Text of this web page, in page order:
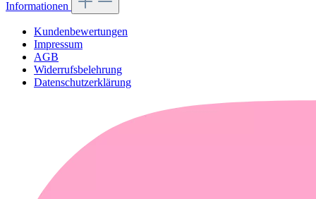
Informationen
Kundenbewertungen
Impressum
AGB
Widerrufsbelehrung
Datenschutzerklärung